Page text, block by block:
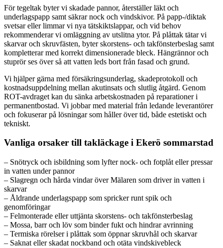
För tegeltak byter vi skadade pannor, återställer läkt och
underlagspapp samt säkrar nock och vindskivor. På papp-/diktak
svetsar eller limmar vi nya tätskiktslappar, och vid behov
rekommenderar vi omläggning av utslitna ytor. På plåttak tätar vi
skarvar och skruvfästen, byter skorstens- och takfönsterbeslag samt
kompletterar med korrekt dimensionerade bleck. Hängrännor och
stuprör ses över så att vatten leds bort från fasad och grund.
Vi hjälper gärna med försäkringsunderlag, skadeprotokoll och
kostnadsuppdelning mellan akutinsats och slutlig åtgärd. Genom
ROT-avdraget kan du sänka arbetskostnaden på reparationer i
permanentbostad. Vi jobbar med material från ledande leverantörer
och fokuserar på lösningar som håller över tid, både estetiskt och
tekniskt.
Vanliga orsaker till takläckage i Ekerö sommarstad
– Snötryck och isbildning som lyfter nock- och fotplåt eller pressar
in vatten under pannor
– Slagregn och hårda vindar över Mälaren som driver in vatten i
skarvar
– Åldrande underlagspapp som spricker runt spik och
genomföringar
– Felmonterade eller uttjänta skorstens- och takfönsterbeslag
– Mossa, barr och löv som binder fukt och hindrar avrinning
– Termiska rörelser i plåttak som öppnar skruvhål och skarvar
– Saknat eller skadat nockband och otäta vindskivebleck